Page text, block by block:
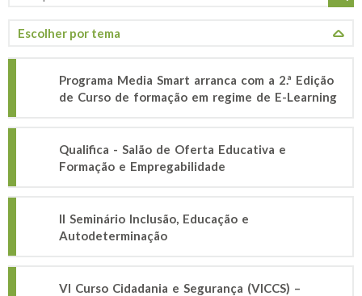
Programa Media Smart arranca com a 2.ª Edição
de Curso de formação em regime de E-Learning
Qualifica - Salão de Oferta Educativa e
Formação e Empregabilidade
II Seminário Inclusão, Educação e
Autodeterminação
VI Curso Cidadania e Segurança (VICCS) –